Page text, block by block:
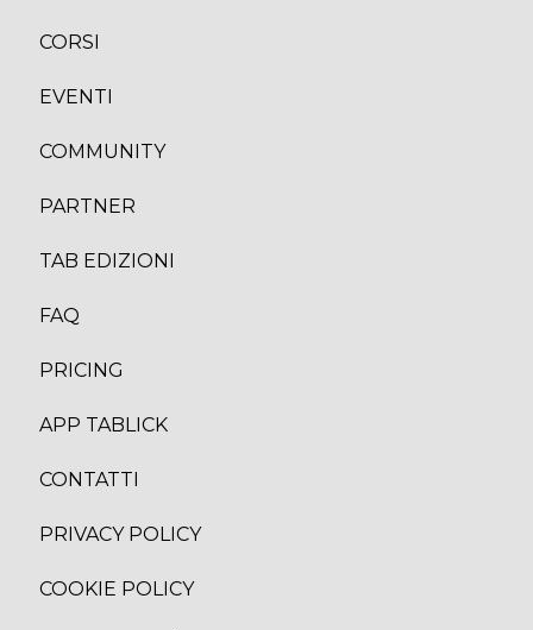
CORSI
EVENTI
COMMUNITY
PARTNER
TAB EDIZIONI
FAQ
PRICING
APP TABLICK
CONTATTI
PRIVACY POLICY
COOKIE POLICY